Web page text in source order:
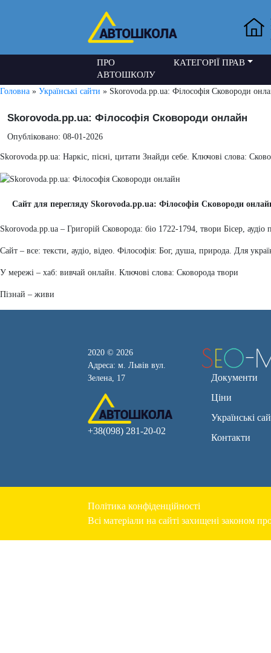
ПРО
АВТОШКОЛУ
КАТЕГОРІЇ ПРАВ
Головна » Українські сайти » Skorovoda.pp.ua: Філософія Сковороди
Skorovoda.pp.ua: Філософія Сковороди онлайн
Опубліковано: 08-01-2026
Skorovoda.pp.ua: Наркіс, пісні, цитати Знайди себе. Ключові слова:
Сайт для перегляду Skorovoda.pp.ua: Філософія Сковороди
Skorovoda.pp.ua – Григорій Сковорода: біо 1722-1794, твори Бісер,
Сайт – все: тексти, аудіо, відео. Філософія: Бог, душа, природа. Для
У мережі – хаб: вивчай онлайн. Ключові слова: Сковорода твори
Пізнай – живи
2020 © 2026
Адреса: м. Львів вул.
Зелена, 17
+38(098) 281-20-02
Документи
Ціни
Українські
Контакти
Політика конфіденційності
Всі матеріали на сайті захищені законом